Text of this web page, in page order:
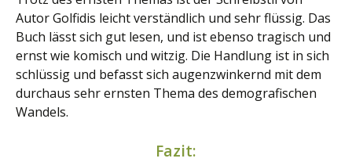
Autor Golfidis leicht verständlich und sehr flüssig. Das
Buch lässt sich gut lesen, und ist ebenso tragisch und
ernst wie komisch und witzig. Die Handlung ist in sich
schlüssig und befasst sich augenzwinkernd mit dem
durchaus sehr ernsten Thema des demografischen
Wandels.
Fazit: